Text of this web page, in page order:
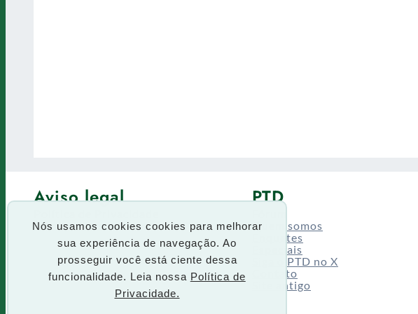
Nós usamos cookies cookies para melhorar
sua experiência de navegação. Ao
prosseguir você está ciente dessa
funcionalidade. Leia nossa Política de
Privacidade.
Aviso legal
Termos de uso
PTD
Quem somos
Enquetes
Especiais
Siga o PTD no X
Contato
Site antigo